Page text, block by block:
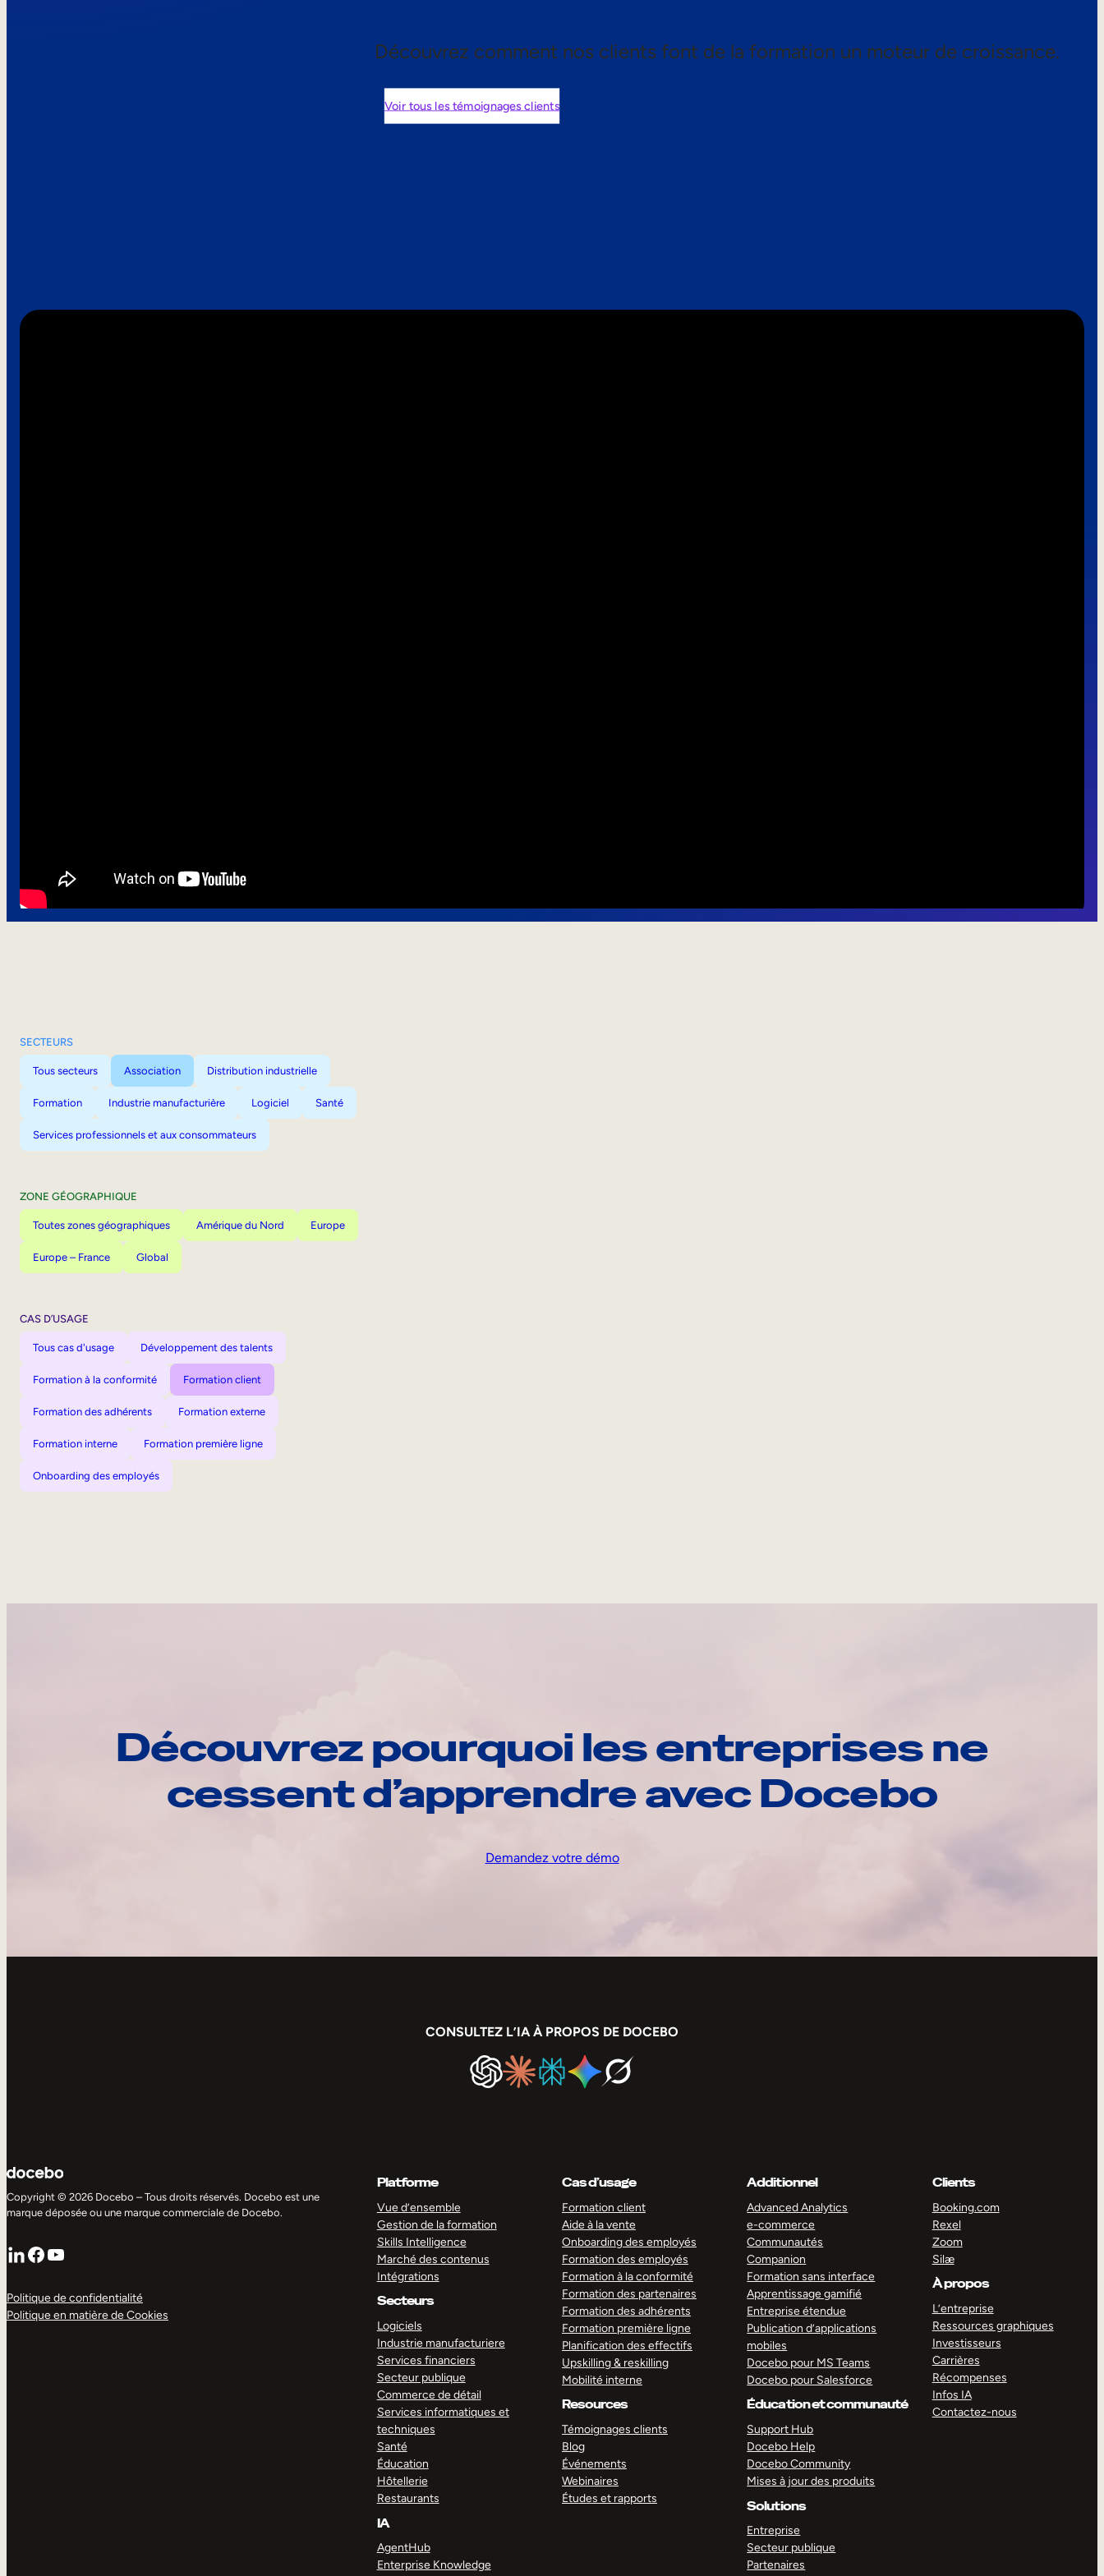
Découvrez comment nos clients font de la formation un moteur de croissance.
Voir tous les témoignages clients
SECTEURS
Tous secteurs Association Distribution industrielle
Formation Industrie manufacturière Logiciel Santé
Services professionnels et aux consommateurs
ZONE GÉOGRAPHIQUE
Toutes zones géographiques Amérique du Nord Europe
Europe – France Global
CAS D’USAGE
Tous cas d'usage Développement des talents
Formation à la conformité Formation client
Formation des adhérents Formation externe
Formation interne Formation première ligne
Onboarding des employés
Découvrez pourquoi les entreprises ne
cessent d’apprendre avec Docebo
Demandez votre démo
CONSULTEZ L’IA À PROPOS DE DOCEBO
Copyright © 2026 Docebo – Tous droits réservés. Docebo est une
marque déposée ou une marque commerciale de Docebo.
LinkedIn
Facebook
YouTube
Politique de confidentialité
Politique en matière de Cookies
Platforme
Vue d’ensemble
Gestion de la formation
Skills Intelligence
Marché des contenus
Intégrations
Secteurs
Logiciels
Industrie manufacturiere
Services financiers
Secteur publique
Commerce de détail
Services informatiques et
techniques
Santé
Éducation
Hôtellerie
Restaurants
IA
AgentHub
Enterprise Knowledge
Cas d’usage
Formation client
Aide à la vente
Onboarding des employés
Formation des employés
Formation à la conformité
Formation des partenaires
Formation des adhérents
Formation première ligne
Planification des effectifs
Upskilling & reskilling
Mobilité interne
Resources
Témoignages clients
Blog
Événements
Webinaires
Études et rapports
Additionnel
Advanced Analytics
e-commerce
Communautés
Companion
Formation sans interface
Apprentissage gamifié
Entreprise étendue
Publication d’applications
mobiles
Docebo pour MS Teams
Docebo pour Salesforce
Éducation et communauté
Support Hub
Docebo Help
Docebo Community
Mises à jour des produits
Solutions
Entreprise
Secteur publique
Partenaires
Clients
Booking.com
Rexel
Zoom
Silæ
À propos
L’entreprise
Ressources graphiques
Investisseurs
Carrières
Récompenses
Infos IA
Contactez-nous